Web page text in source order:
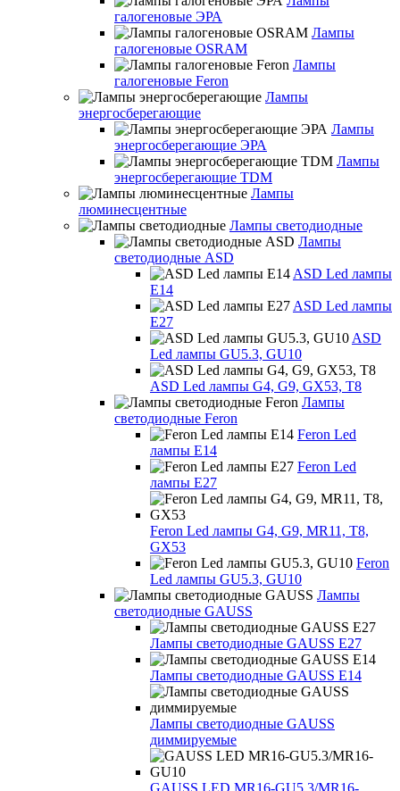
галогеновые ЭРА
Лампы
галогеновые OSRAM
Лампы
галогеновые Feron
Лампы
энергосберегающие
Лампы
энергосберегающие ЭРА
Лампы
энергосберегающие TDM
Лампы
люминесцентные
Лампы светодиодные
Лампы
светодиодные ASD
ASD Led лампы
E14
ASD Led лампы
E27
ASD
Led лампы GU5.3, GU10
ASD Led лампы G4, G9, GX53, T8
Лампы
светодиодные Feron
Feron Led
лампы E14
Feron Led
лампы E27
Feron Led лампы G4, G9, MR11, T8,
GX53
Feron
Led лампы GU5.3, GU10
Лампы
светодиодные GAUSS
Лампы светодиодные GAUSS E27
Лампы светодиодные GAUSS E14
Лампы светодиодные GAUSS
диммируемые
GAUSS LED MR16-GU5.3/MR16-